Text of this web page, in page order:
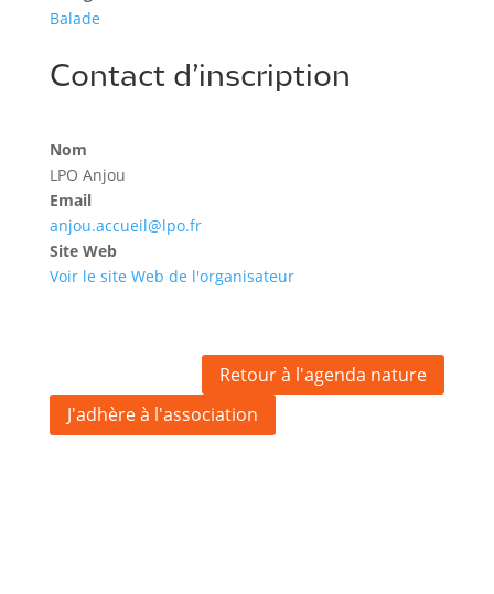
Balade
Contact d’inscription
Nom
LPO Anjou
Email
anjou.accueil@lpo.fr
Site Web
Voir le site Web de l'organisateur
Retour à l'agenda nature
J'adhère à l'association